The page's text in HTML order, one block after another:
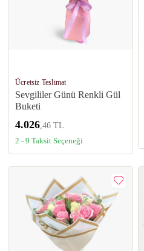
Ücretsiz Teslimat
Sevgililer Günü Renkli Gül
Buketi
4.026 ,46 TL
2 - 9 Taksit Seçeneği